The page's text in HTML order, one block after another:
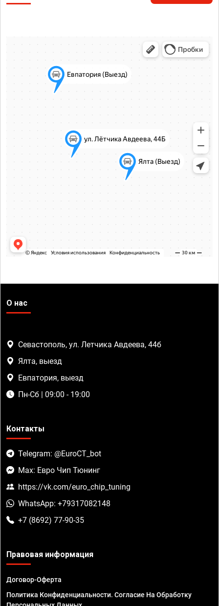
О нас
Севастополь, ул. Летчика Авдеева, 44б
Ялта, выезд
Евпатория, выезд
Пн-Сб | 09:00 - 19:00
Контакты
Telegram: @EuroCT_bot
Max: Евро Чип Тюнинг
https://vk.com/euro_chip_tuning
WhatsApp: +79317082148
+7 (8692) 77-90-35
Правовая информация
Договор-Оферта
Политика Конфиденциальности. Согласие На Обработку